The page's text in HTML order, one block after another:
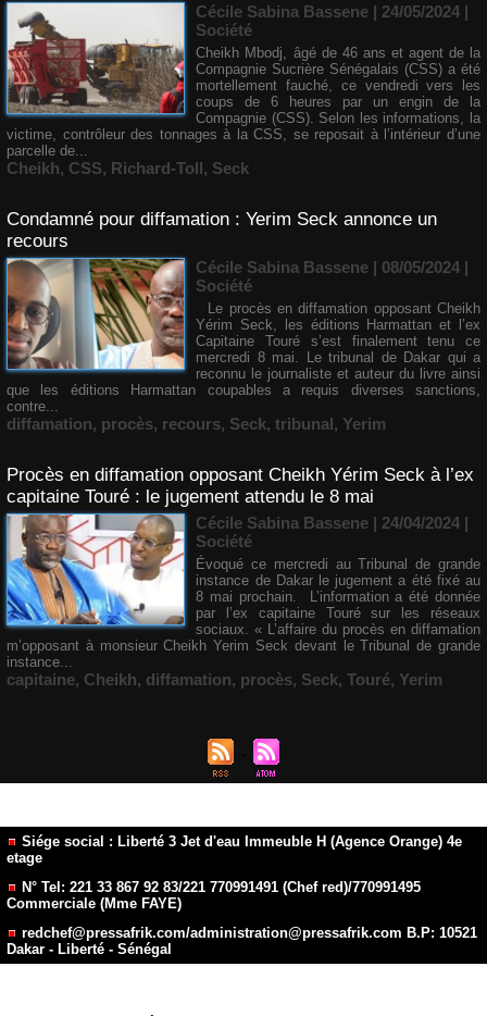
Cécile Sabina Bassene | 24/05/2024 |
Société
Cheikh Mbodj, âgé de 46 ans et agent de la
Compagnie Sucrière Sénégalais (CSS) a été
mortellement fauché, ce vendredi vers les
coups de 6 heures par un engin de la
Compagnie (CSS). Selon les informations, la
victime, contrôleur des tonnages à la CSS, se reposait à l’intérieur d’une
parcelle de...
Cheikh, CSS, Richard-Toll, Seck
Condamné pour diffamation : Yerim Seck annonce un
recours
Cécile Sabina Bassene | 08/05/2024 |
Société
Le procès en diffamation opposant Cheikh
Yérim Seck, les éditions Harmattan et l’ex
Capitaine Touré s’est finalement tenu ce
mercredi 8 mai. Le tribunal de Dakar qui a
reconnu le journaliste et auteur du livre ainsi
que les éditions Harmattan coupables a requis diverses sanctions,
contre...
diffamation, procès, recours, Seck, tribunal, Yerim
Procès en diffamation opposant Cheikh Yérim Seck à l’ex
capitaine Touré : le jugement attendu le 8 mai
Cécile Sabina Bassene | 24/04/2024 |
Société
Évoqué ce mercredi au Tribunal de grande
instance de Dakar le jugement a été fixé au
8 mai prochain. L’information a été donnée
par l’ex capitaine Touré sur les réseaux
sociaux. « L’affaire du procès en diffamation
m’opposant à monsieur Cheikh Yerim Seck devant le Tribunal de grande
instance...
capitaine, Cheikh, diffamation, procès, Seck, Touré, Yerim
Siége social : Liberté 3 Jet d'eau Immeuble H (Agence Orange) 4e
etage
N° Tel: 221 33 867 92 83/221 770991491 (Chef red)/770991495
Commerciale (Mme FAYE)
redchef@pressafrik.com/administration@pressafrik.com B.P: 10521
Dakar - Liberté - Sénégal